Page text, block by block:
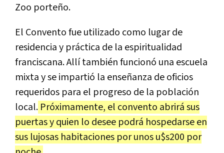
Zoo porteño.
El Convento fue utilizado como lugar de
residencia y práctica de la espiritualidad
franciscana. Allí también funcionó una escuela
mixta y se impartió la enseñanza de oficios
requeridos para el progreso de la población
local. Próximamente, el convento abrirá sus
puertas y quien lo desee podrá hospedarse en
sus lujosas habitaciones por unos u$s200 por